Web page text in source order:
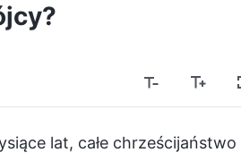
lat, całe chrześcijaństwo